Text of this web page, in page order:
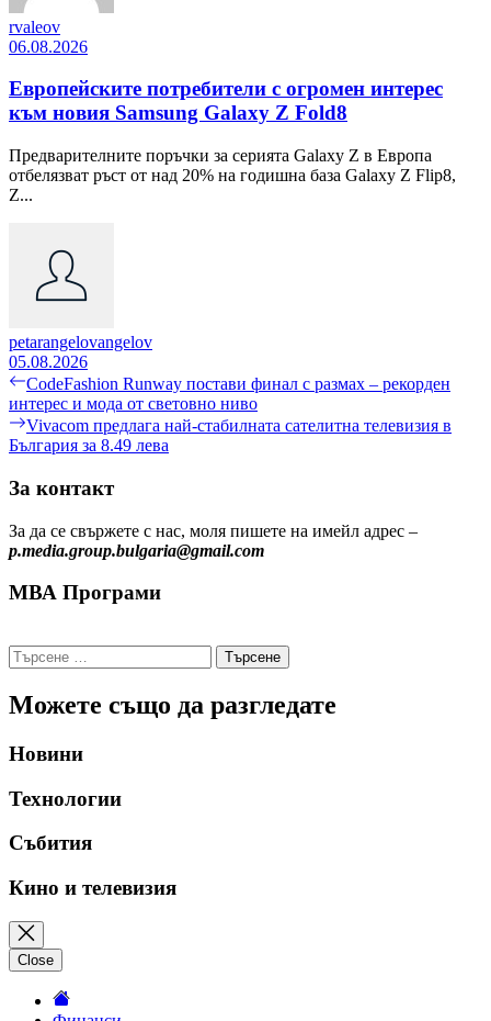
rvaleov
06.08.2026
Европейските потребители с огромен интерес
към новия Samsung Galaxy Z Fold8
Предварителните поръчки за серията Galaxy Z в Европа
отбелязват ръст от над 20% на годишна база Galaxy Z Flip8,
Z...
petarangelovangelov
05.08.2026
Навигация
Previous
post:
CodeFashion Runway постави финал с размах – рекорден
интерес и мода от световно ниво
Next
post:
Vivacom предлага най-стабилната сателитна телевизия в
България за 8.49 лева
За контакт
За да се свържете с нас, моля пишете на имейл адрес –
p.media.group.bulgaria@gmail.com
МВА Програми
Търсене
за:
Можете също да разгледате
Новини
Технологии
Събития
Кино и телевизия
Close